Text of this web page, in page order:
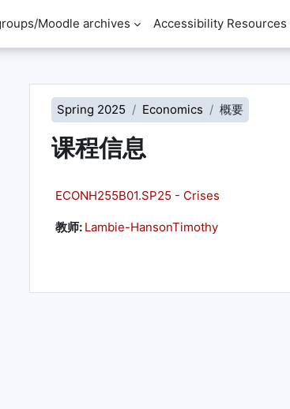
Moodle archives Accessibility Resources
Spring 2025 Economics 概要
课程信息
ECONH255B01.SP25 - Crises
教师: Lambie-HansonTimothy